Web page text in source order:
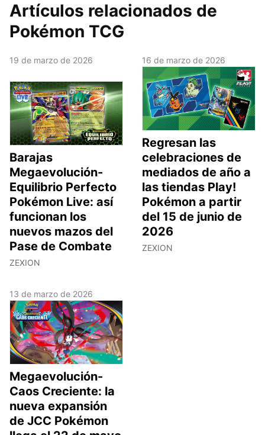
Artículos relacionados de
Pokémon TCG
19 de marzo de 2026
Barajas
Megaevolución-
Equilibrio Perfecto
Pokémon Live: así
funcionan los
nuevos mazos del
Pase de Combate
ZEXION
16 de marzo de 2026
Regresan las
celebraciones de
mediados de año a
las tiendas Play!
Pokémon a partir
del 15 de junio de
2026
ZEXION
13 de marzo de 2026
Megaevolución-
Caos Creciente: la
nueva expansión
de JCC Pokémon